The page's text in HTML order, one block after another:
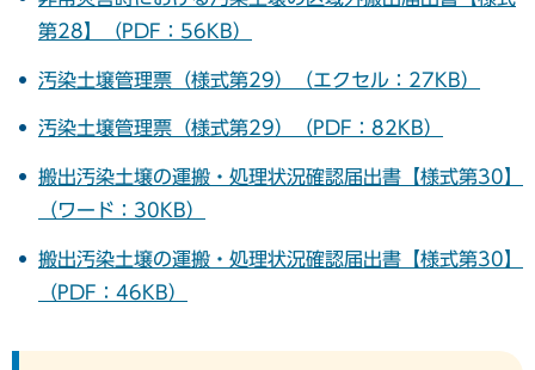
第28】（PDF：56KB）
汚染土壌管理票（様式第29）（エクセル：27KB）
汚染土壌管理票（様式第29）（PDF：82KB）
搬出汚染土壌の運搬・処理状況確認届出書【様式第30】
（ワード：30KB）
搬出汚染土壌の運搬・処理状況確認届出書【様式第30】
（PDF：46KB）